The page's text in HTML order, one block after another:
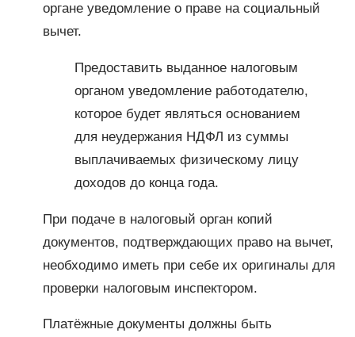
органе уведомление о праве на социальный
вычет.
Предоставить выданное налоговым
органом уведомление работодателю,
которое будет являться основанием
для неудержания НДФЛ из суммы
выплачиваемых физическому лицу
доходов до конца года.
При подаче в налоговый орган копий
документов, подтверждающих право на вычет,
необходимо иметь при себе их оригиналы для
проверки налоговым инспектором.
Платёжные документы должны быть